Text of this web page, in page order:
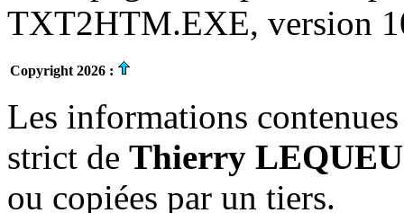
TXT2HTM.EXE, version
Copyright 2026 :
Les informations
strict de Thierry LEQUEU
ou copiées par un tiers.